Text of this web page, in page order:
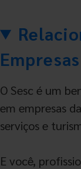
Empresas
O Sesc é um
em empresas
serviços e
E você,